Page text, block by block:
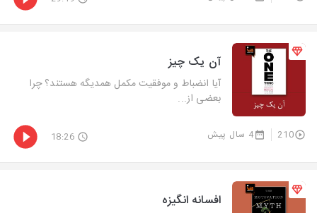
آن یک چیز
آیا انضباط و موفقیت مکمل همدیگه هستند؟ چرا
بعضی از...
210 4 سال پیش 18:26
افسانه‌ انگیزه